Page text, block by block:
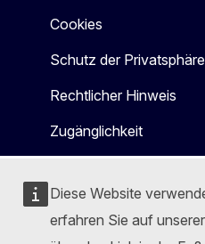
Diese Website
erfahren Sie auf unserer
Cookies
Schutz der Privatsphäre
Rechtlicher Hinweis
Zugänglichkeit